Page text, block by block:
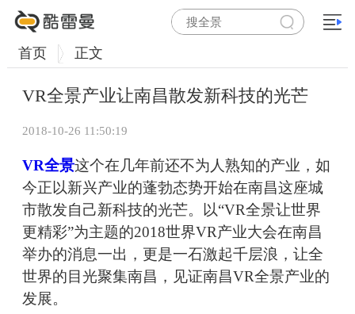
首页 正文
VR全景产业让南昌散发新科技的光芒
2018-10-26 11:50:19
VR全景这个在几年前还不为人熟知的产业，如
今正以新兴产业的蓬勃态势开始在南昌这座城
市散发自己新科技的光芒。以“VR全景让世界
更精彩”为主题的2018世界VR产业大会在南昌
举办的消息一出，更是一石激起千层浪，让全
世界的目光聚集南昌，见证南昌VR全景产业的
发展。